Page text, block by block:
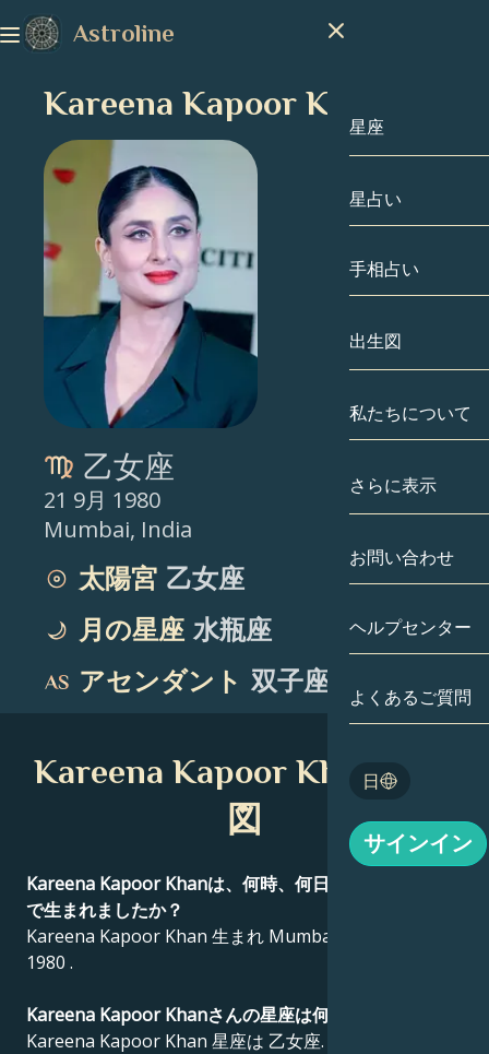
Astroline
星座
星座
山羊座
魚座
牡羊座
牡牛座
蟹座
獅子座
乙女座
射手座
星占い
手相占い
出生図
出生図
有名人
アストロカー
私たちについて
さらに表示
相性
タロット
エンジェルナ
お問い合わせ
ヘルプセンター
よくあるご質問
日
English
サインイン
Kareena Kapoor Khan
乙女座
21 9月 1980
Mumbai, India
太陽宮 乙女座
月の星座 水瓶座
アセンダント 双子座
Kareena Kapoor Khan 出生
図
Kareena Kapoor Khanは、何時、何日、何時に、どこ
で生まれましたか？
Kareena Kapoor Khan 生まれ Mumbai, India 21 9月
1980 .
Kareena Kapoor Khanさんの星座は何ですか？
Kareena Kapoor Khan 星座は 乙女座.